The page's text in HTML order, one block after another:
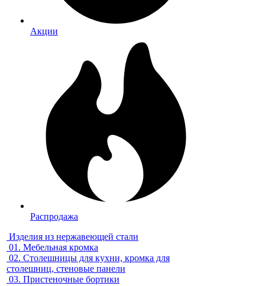
Акции
Распродажа
Изделия из нержавеющей стали
01. Мебельная кромка
02. Столешницы для кухни, кромка для
столешниц, стеновые панели
03. Пристеночные бортики